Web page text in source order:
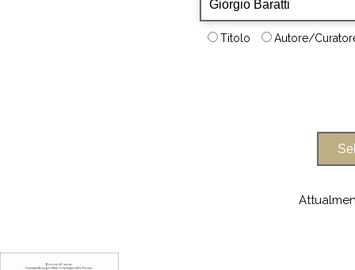
Titolo Autore/